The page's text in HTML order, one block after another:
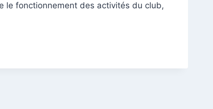
le fonctionnement des activités du club,